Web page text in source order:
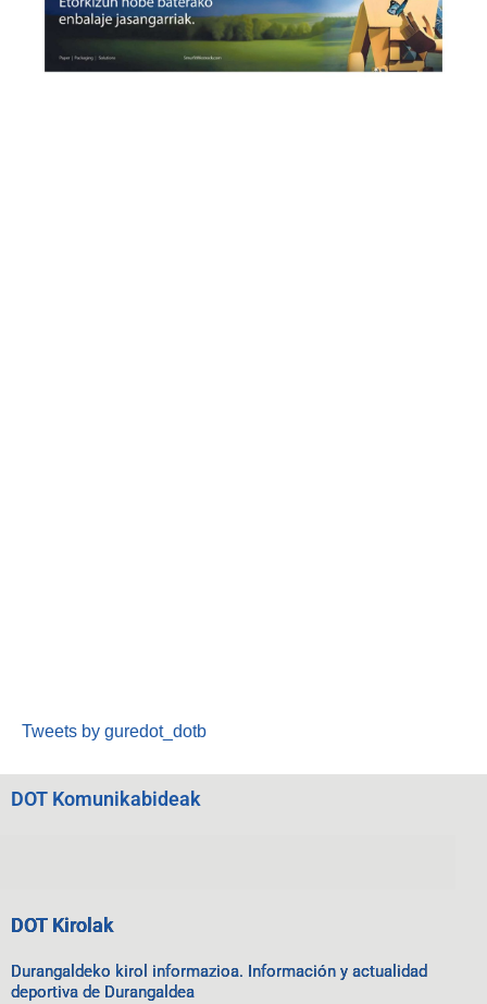
Tweets by guredot_dotb
DOT Komunikabideak
DOT Kirolak
Durangaldeko kirol informazioa. Información y actualidad
deportiva de Durangaldea